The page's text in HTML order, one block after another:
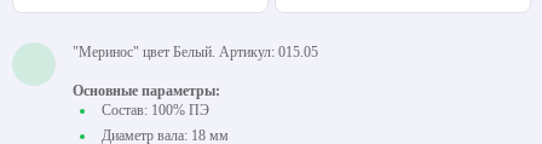
"Меринос" цвет Белый. Артикул: 015.05
Основные параметры:
Состав: 100% ПЭ
Диаметр вала: 18 мм